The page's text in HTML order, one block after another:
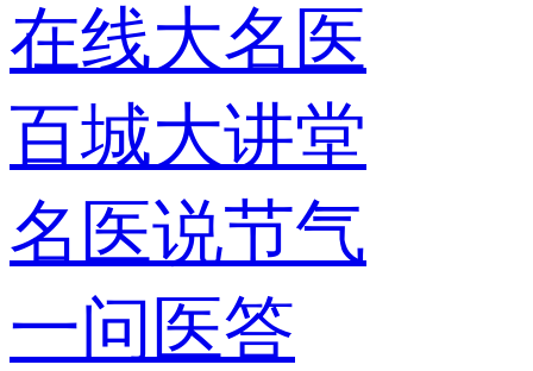
在线大名医
百城大讲堂
名医说节气
一问医答